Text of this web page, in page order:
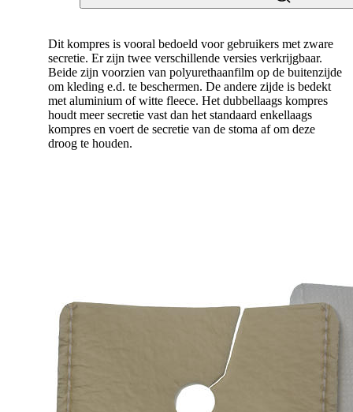
Dit kompres is vooral bedoeld voor gebruikers met zware
secretie. Er zijn twee verschillende versies verkrijgbaar.
Beide zijn voorzien van polyurethaanfilm op de buitenzijde
om kleding e.d. te beschermen. De andere zijde is bedekt
met aluminium of witte fleece. Het dubbellaags kompres
houdt meer secretie vast dan het standaard enkellaags
kompres en voert de secretie van de stoma af om deze
droog te houden.